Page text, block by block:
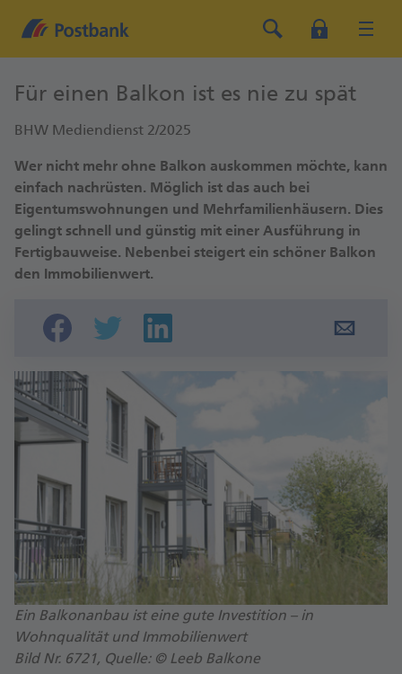
Für einen Balkon ist es nie zu spät
BHW Mediendienst 2/2025
Wer nicht mehr ohne Balkon auskommen möchte, kann
einfach nachrüsten. Möglich ist das auch bei
Eigentumswohnungen und Mehrfamilienhäusern. Dies
gelingt schnell und günstig mit einer Ausführung in
Fertigbauweise. Nebenbei steigert ein schöner Balkon
den Immobilienwert.
Ein Balkonanbau ist eine gute Investition – in
Wohnqualität und Immobilienwert
Bild Nr. 6721, Quelle: © Leeb Balkone